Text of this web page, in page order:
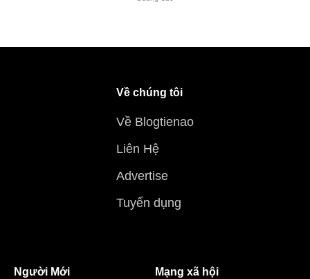
Về chúng tôi
Về Blogtienao
Liên Hệ
Advertise
Tuyển dụng
Người Mới Mạng xã hội